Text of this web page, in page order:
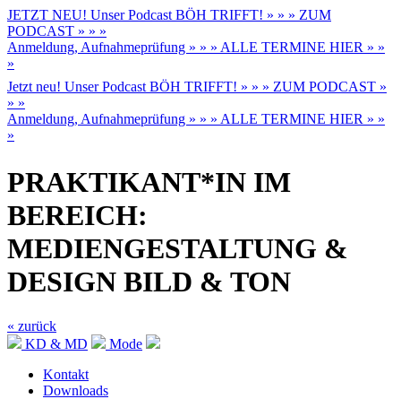
JETZT NEU! Unser Podcast BÖH TRIFFT! » » » ZUM
PODCAST » » »
Anmeldung, Aufnahmeprüfung » » » ALLE TERMINE HIER » »
»
Jetzt neu! Unser Podcast BÖH TRIFFT! » » » ZUM PODCAST »
» »
Anmeldung, Aufnahmeprüfung » » » ALLE TERMINE HIER » »
»
PRAKTIKANT*IN IM
BEREICH:
MEDIENGESTALTUNG &
DESIGN BILD & TON
« zurück
KD & MD
Mode
Kontakt
Downloads